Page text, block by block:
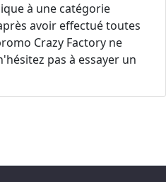
à une catégorie
avoir effectué toutes
Crazy Factory ne
pas à essayer un